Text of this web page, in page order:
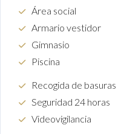
Área social
Armario vestidor
Gimnasio
Piscina
Recogida de basuras
Seguridad 24 horas
Videovigilancia